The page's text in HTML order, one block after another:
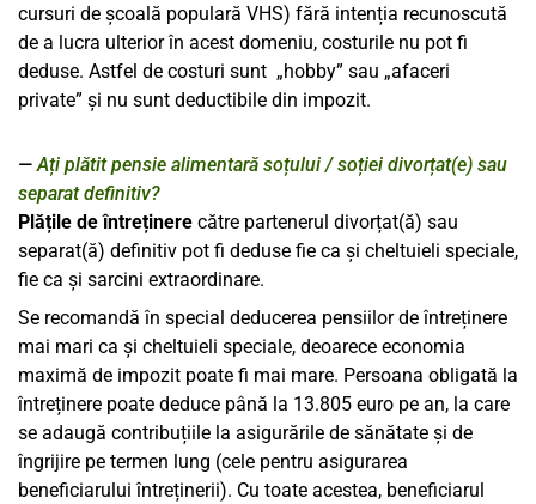
cursuri de școală populară VHS) fără intenția recunoscută
de a lucra ulterior în acest domeniu, costurile nu pot fi
deduse. Astfel de costuri sunt „hobby” sau „afaceri
private” și nu sunt deductibile din impozit.
Ați plătit pensie alimentară soțului / soției divorțat(e) sau
separat definitiv?
Plățile de întreținere către partenerul divorțat(ă) sau
separat(ă) definitiv pot fi deduse fie ca și cheltuieli speciale,
fie ca și sarcini extraordinare.
Se recomandă în special deducerea pensiilor de întreținere
mai mari ca și cheltuieli speciale, deoarece economia
maximă de impozit poate fi mai mare. Persoana obligată la
întreținere poate deduce până la 13.805 euro pe an, la care
se adaugă contribuțiile la asigurările de sănătate și de
îngrijire pe termen lung (cele pentru asigurarea
beneficiarului întreținerii). Cu toate acestea, beneficiarul